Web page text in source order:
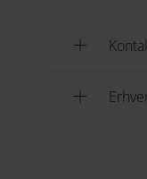
Æske måler: L13